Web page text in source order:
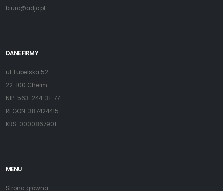
biuro@adjo.pl
DANE FIRMY
ul. Lubelska 52
22-100 Chełm
NIP: 563-244-31-77
REGON: 387424415
KRS: 0000867901
MENU
Strona główna